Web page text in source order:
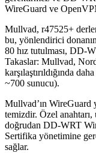
WireGuard ve
Mullvad, r47525+
bu, yönlendirici
80 hız tutulması, DD-
Takaslar: Mullvad,
karşılaştırıldığında
~700 sunucu).
Mullvad’ın WireGuard
temizdir. Özel
doğrudan DD-WRT
Sertifika yönetimine
sağlar.